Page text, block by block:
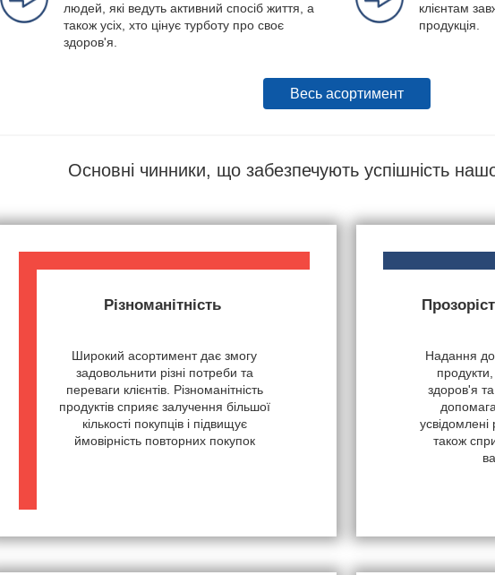
людей, які ведуть активний спосіб життя, а
також усіх, хто цінує турботу про своє
здоров'я.
клієнтам
продукція.
Весь асортимент
Основні чинники, що забезпечують успішність
Різноманітність
Широкий асортимент дає змогу
задовольнити різні потреби та
переваги клієнтів. Різноманітність
продуктів сприяє залучення більшої
кількості покупців і підвищує
ймовірність повторних покупок
Надання
здоров'я
також